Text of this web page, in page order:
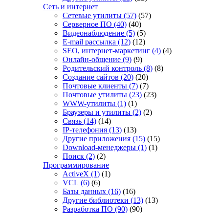
Сеть и интернет
Сетевые утилиты (57) (57)
Серверное ПО (40) (40)
Видеонаблюдение (5) (5)
E-mail рассылка (12) (12)
SEO, интернет-маркетинг (4) (4)
Онлайн-общение (9) (9)
Родительский контроль (8) (8)
Создание сайтов (20) (20)
Почтовые клиенты (7) (7)
Почтовые утилиты (23) (23)
WWW-утилиты (1) (1)
Браузеры и утилиты (2) (2)
Связь (14) (14)
IP-телефония (13) (13)
Другие приложения (15) (15)
Download-менеджеры (1) (1)
Поиск (2) (2)
Программирование
ActiveX (1) (1)
VCL (6) (6)
Базы данных (16) (16)
Другие библиотеки (13) (13)
Разработка ПО (90) (90)